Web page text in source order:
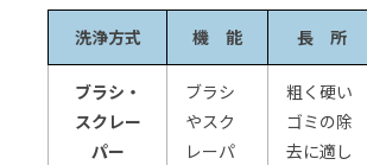
洗浄方式 機 能 長 所
ブラシ・
スクレー
パー
ブラシ
やスク
レーパ
粗く硬い
ゴミの除
去に適し